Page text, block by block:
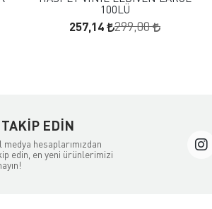
100LÜ
257,14 299,00
EDIN
medya hesaplarımızdan
edin, en yeni ürünlerimizi